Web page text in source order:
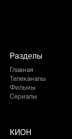
Разделы
Главная
Телеканалы
Фильмы
Сериалы
КИОН